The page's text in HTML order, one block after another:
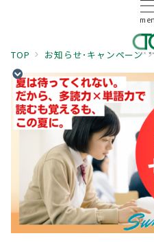
TOP お知らせ･キャンペーン